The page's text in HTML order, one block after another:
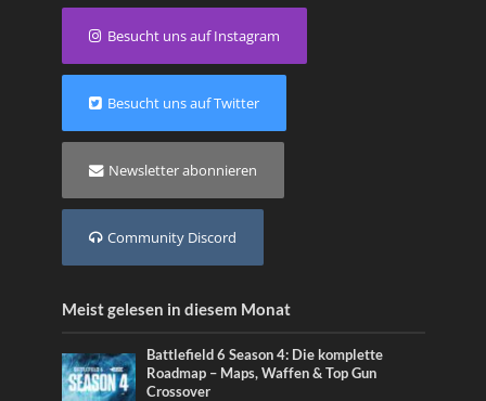
Besucht uns auf Instagram
Besucht uns auf Twitter
Newsletter abonnieren
Community Discord
Meist gelesen in diesem Monat
Battlefield 6 Season 4: Die komplette
Roadmap – Maps, Waffen & Top Gun
Crossover